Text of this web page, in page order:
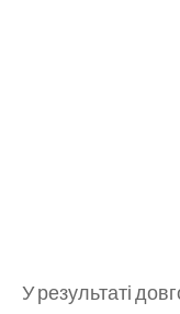
У результаті